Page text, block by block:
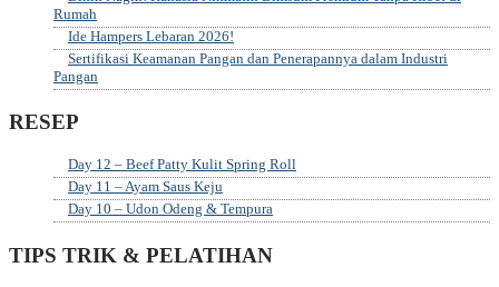
Rumah
Ide Hampers Lebaran 2026!
Sertifikasi Keamanan Pangan dan Penerapannya dalam Industri
Pangan
RESEP
Day 12 – Beef Patty Kulit Spring Roll
Day 11 – Ayam Saus Keju
Day 10 – Udon Odeng & Tempura
TIPS TRIK & PELATIHAN